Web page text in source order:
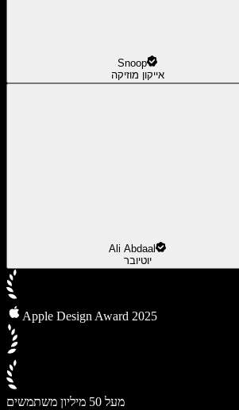
Snoop
אייקון מוזיקה
Ali Abdaal
יוטיובר
Apple Design Award 2025
מעל 50 מיליון משתמשים